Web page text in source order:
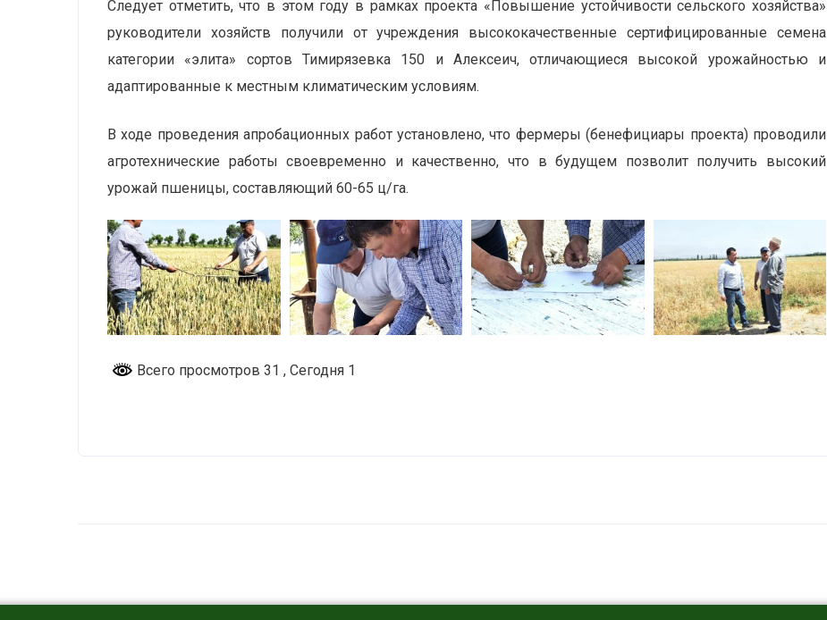
Следует отметить, что в этом году в рамках проекта «Повышение устойчивости сельского хозяйства»
руководители хозяйств получили от учреждения высококачественные сертифицированные семена
категории «элита» сортов Тимирязевка 150 и Алексеич, отличающиеся высокой урожайностью и
адаптированные к местным климатическим условиям.
В ходе проведения апробационных работ установлено, что фермеры (бенефициары проекта) проводили
агротехнические работы своевременно и качественно, что в будущем позволит получить высокий
урожай пшеницы, составляющий 60-65 ц/га.
Всего просмотров 31 , Сегодня 1